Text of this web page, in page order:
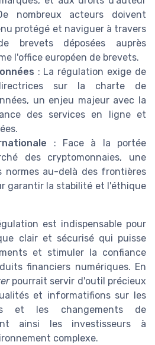
nombreux acteurs doivent
protégé et naviguer à travers
brevets déposées auprès
l'office européen de brevets.
: La régulation exige de
sur la charte de
un enjeu majeur avec la
des services en ligne et
: Face à la portée
des cryptomonnaies, une
normes au-delà des frontières
garantir la stabilité et l'éthique
est indispensable pour
clair et sécurisé qui puisse
et stimuler la confiance
financiers numériques. En
pourrait servir d'outil précieux
et informatifions sur les
et les changements de
ainsi les investisseurs à
complexe.